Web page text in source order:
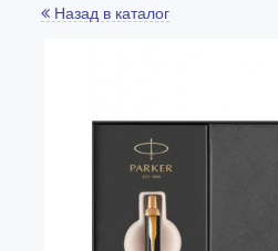
Назад в каталог
Ingenuity (от 35'305 р.)
Urban (от 6'100 р.)
IM (от 4'200 р.)
Jotter (от 2'200 р.)
Vector (от 3'156 р.)